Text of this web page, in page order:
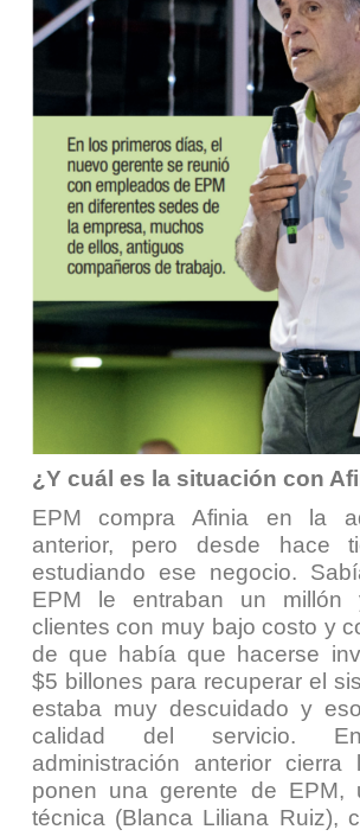
¿Y cuál es la situación con
EPM compra Afinia en la
anterior, pero desde hace
estudiando ese negocio.
EPM le entraban un millón
clientes con muy bajo costo y
de que había que hacerse
$5 billones para recuperar el
estaba muy descuidado y
calidad del servicio.
administración anterior
ponen una gerente de EPM,
técnica (Blanca Liliana Ruiz),